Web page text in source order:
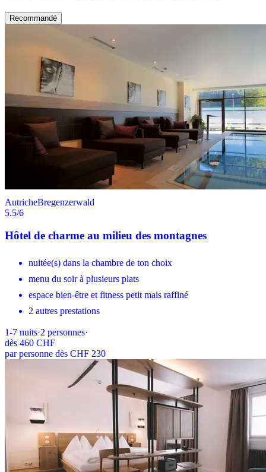
Recommandé
AutricheBregenzerwald
5.5/6
Hôtel de charme au milieu des montagnes
nuitée(s) dans la chambre de ton choix
menu du soir à plusieurs plats
espace bien-être et fitness petit mais raffiné
2 autres prestations
1-7 nuits·2 personnes·
dès 460 CHF
par personne dès CHF 230